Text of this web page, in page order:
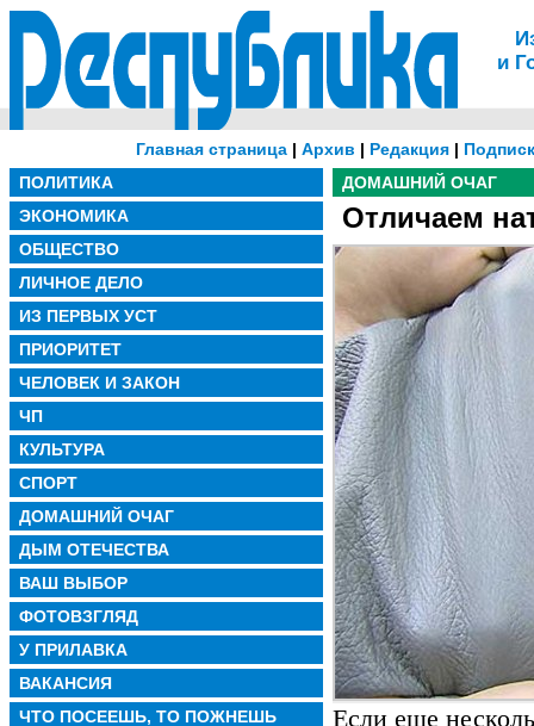
и
Главная страница| Архив | Редакция|
ПОЛИТИКА
ЭКОНОМИКА
ОБЩЕСТВО
ЛИЧНОЕ ДЕЛО
ИЗ ПЕРВЫХ УСТ
ПРИОРИТЕТ
ЧЕЛОВЕК И ЗАКОН
ЧП
КУЛЬТУРА
СПОРТ
ДОМАШНИЙ ОЧАГ
ДЫМ ОТЕЧЕСТВА
ВАШ ВЫБОР
ФОТОВЗГЛЯД
У ПРИЛАВКА
ВАКАНСИЯ
ЧТО ПОСЕЕШЬ, ТО ПОЖНЕШЬ
ДОМАШНИЙ ОЧАГ
Отличаем
Если еще